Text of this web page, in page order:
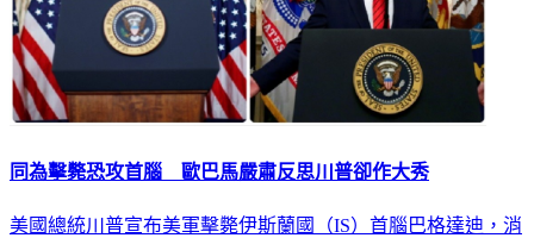
同為擊斃恐攻首腦 歐巴馬嚴肅反思川普卻作大秀
美國總統川普宣布美軍擊斃伊斯蘭國（IS）首腦巴格達迪，消